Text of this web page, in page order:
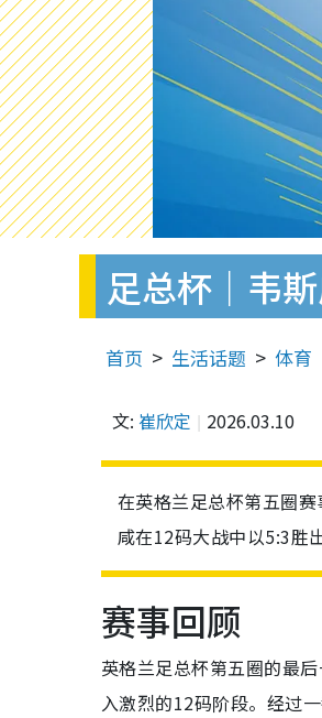
足总杯｜韦
首页 生活话题 体育
文: 崔欣定 2026.03.10
在英格兰足总杯第五圈
咸在12码大战中以5:3胜
赛事回顾
英格兰足总杯第五圈的最
入激烈的12码阶段。经过